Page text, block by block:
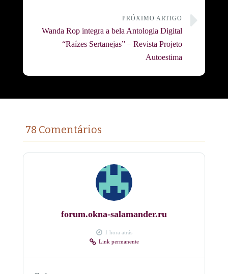
PRÓXIMO ARTIGO
Wanda Rop integra a bela Antologia Digital
“Raízes Sertanejas” – Revista Projeto
Autoestima
78 Comentários
forum.okna-salamander.ru
1 hora atrás
Link permanente